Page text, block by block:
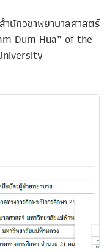
ำนักวิชาพยาบาลศาสตร์
Dum Hua” of the